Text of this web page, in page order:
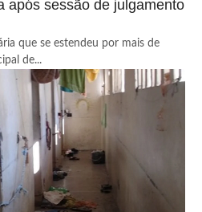
após sessão de julgamento
que se estendeu por mais de
de...